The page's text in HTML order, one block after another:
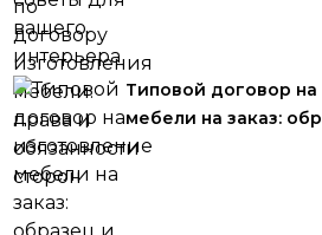
Типовой договор на
мебели на заказ: